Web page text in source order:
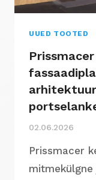
UUED TOOTED
02.06.2026
Prissmacer
mitmekülgne